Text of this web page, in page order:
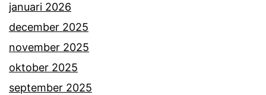
januari 2026
december 2025
november 2025
oktober 2025
september 2025